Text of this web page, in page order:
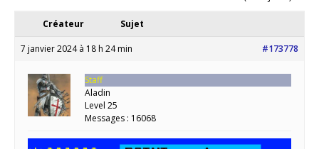
Créateur Sujet
7 janvier 2024 à 18 h 24 min #173778
Staff
Aladin
Level 25
Messages : 16068